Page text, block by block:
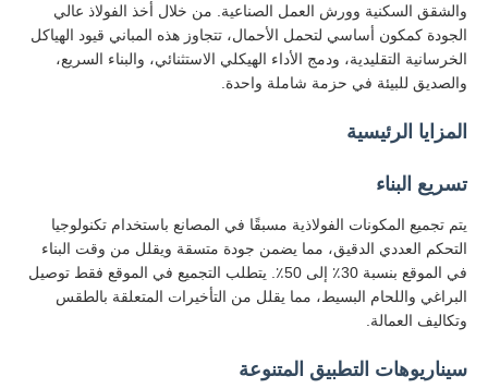
منزل
والشقق السكنية وورش العمل الصناعية. من خلال أخذ الفولاذ عالي
الجودة كمكون أساسي لتحمل الأحمال، تتجاوز هذه المباني قيود الهياكل
الخرسانية التقليدية، ودمج الأداء الهيكلي الاستثنائي، والبناء السريع،
والصديق للبيئة في حزمة شاملة واحدة.
المزايا الرئيسية
تسريع البناء
يتم تجميع المكونات الفولاذية مسبقًا في المصانع باستخدام تكنولوجيا
التحكم العددي الدقيق، مما يضمن جودة متسقة ويقلل من وقت البناء
في الموقع بنسبة 30٪ إلى 50٪. يتطلب التجميع في الموقع فقط توصيل
البراغي واللحام البسيط، مما يقلل من التأخيرات المتعلقة بالطقس
وتكاليف العمالة.
سيناريوهات التطبيق المتنوعة